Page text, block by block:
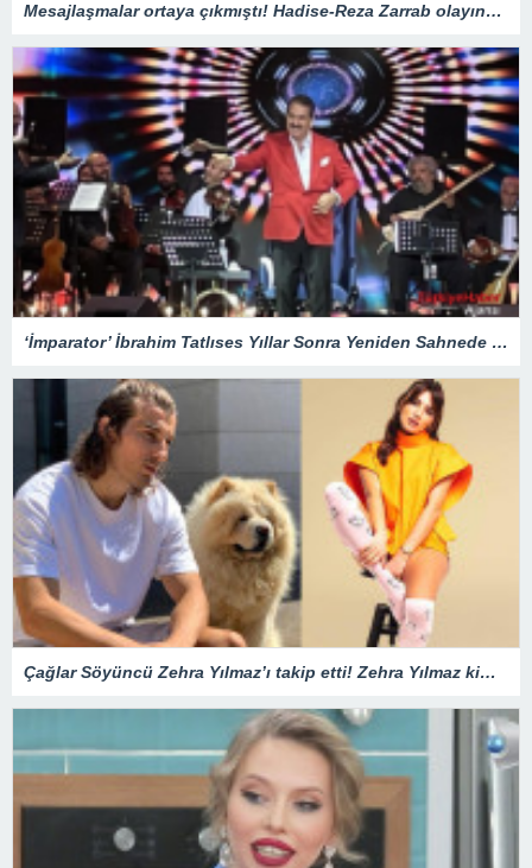
Mesajlaşmalar ortaya çıkmıştı! Hadise-Reza Zarrab olayında flaş gelişme
‘İmparator’ İbrahim Tatlıses Yıllar Sonra Yeniden Sahnede – Magazin
Çağlar Söyüncü Zehra Yılmaz’ı takip etti! Zehra Yılmaz kimdir?